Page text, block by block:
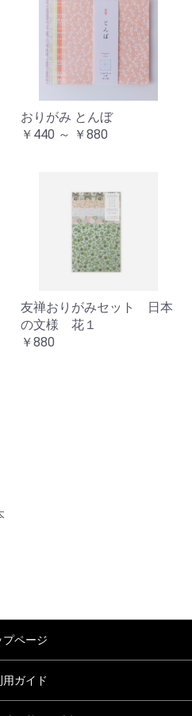
おりがみ とんぼ
￥440 ～ ￥880
友禅おりがみセット 日本
の文様 花１
￥880
プページ
用ガイド